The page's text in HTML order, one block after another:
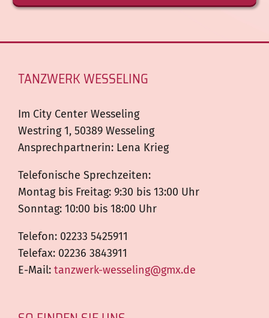
TANZWERK WESSELING
Im City Center Wesseling
Westring 1, 50389 Wesseling
Ansprechpartnerin: Lena Krieg
Telefonische Sprechzeiten:
Montag bis Freitag: 9:30 bis 13:00 Uhr
Sonntag: 10:00 bis 18:00 Uhr
Telefon: 02233 5425911
Telefax: 02236 3843911
E-Mail: tanzwerk-wesseling@gmx.de